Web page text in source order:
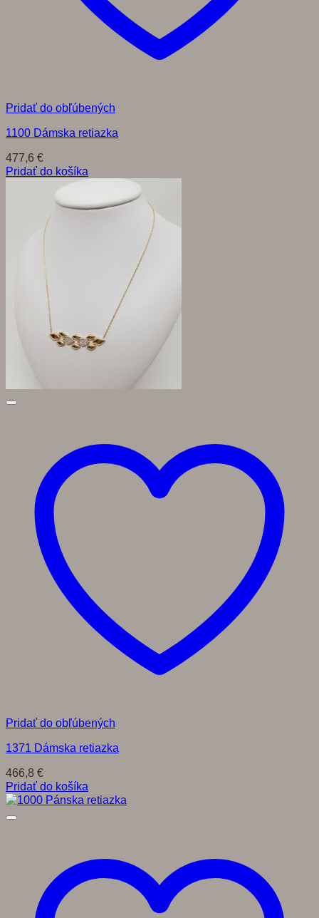
Pridať do obľúbených
1100 Dámska retiazka
477,6 €
Pridať do košíka
Pridať do obľúbených
1371 Dámska retiazka
466,8 €
Pridať do košíka